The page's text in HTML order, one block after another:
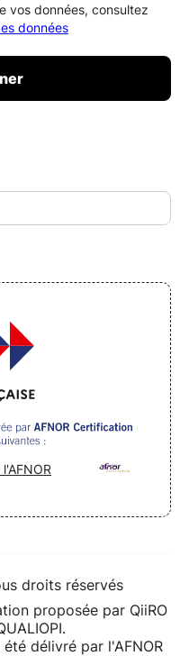
vos données, consultez
données
droits réservés
proposée par QiiRO
délivré par l'AFNOR